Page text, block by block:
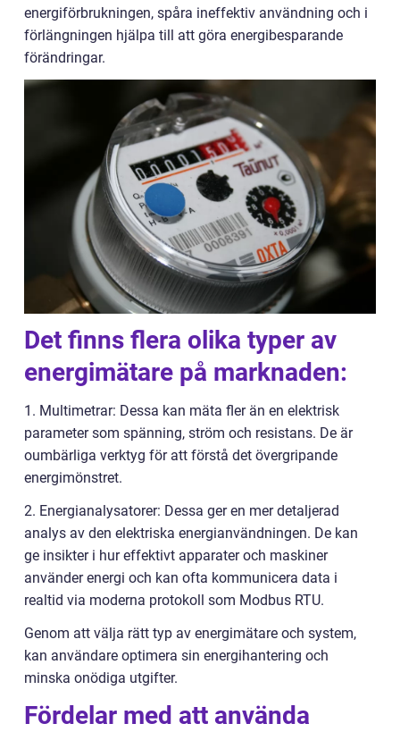
energiförbrukningen, spåra ineffektiv användning och i
förlängningen hjälpa till att göra energibesparande
förändringar.
Det finns flera olika typer av
energimätare på marknaden:
1. Multimetrar: Dessa kan mäta fler än en elektrisk
parameter som spänning, ström och resistans. De är
oumbärliga verktyg för att förstå det övergripande
energimönstret.
2. Energianalysatorer: Dessa ger en mer detaljerad
analys av den elektriska energianvändningen. De kan
ge insikter i hur effektivt apparater och maskiner
använder energi och kan ofta kommunicera data i
realtid via moderna protokoll som Modbus RTU.
Genom att välja rätt typ av energimätare och system,
kan användare optimera sin energihantering och
minska onödiga utgifter.
Fördelar med att använda